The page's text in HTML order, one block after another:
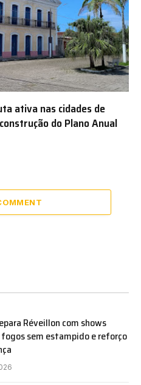
ativa nas cidades de
do Plano Anual
Réveillon com shows
sem estampido e reforço